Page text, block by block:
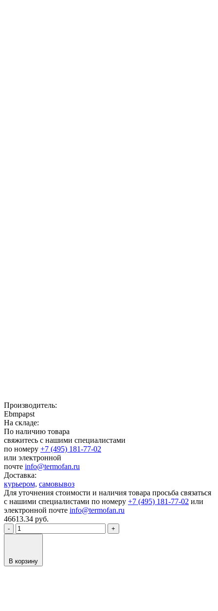
Производитель:
Ebmpapst
На складе:
По наличию товара
свяжитесь с нашими специалистами
по номеру +7 (495) 181-77-02
или электронной
почте info@termofan.ru
Доставка:
курьером, самовывоз
Для уточнения стоимости и наличия товара просьба связаться
с нашими специалистами по номеру +7 (495) 181-77-02 или
электронной почте info@termofan.ru
46613.34 руб.
- +
В корзину